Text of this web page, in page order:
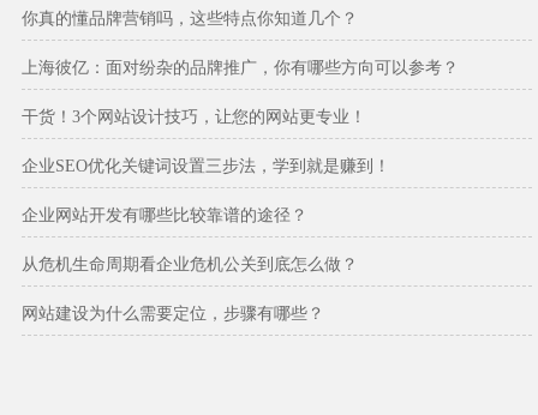
你真的懂品牌营销吗，这些特点你知道几个？
上海彼亿：面对纷杂的品牌推广，你有哪些方向可以参考？
干货！3个网站设计技巧，让您的网站更专业！
企业SEO优化关键词设置三步法，学到就是赚到！
企业网站开发有哪些比较靠谱的途径？
从危机生命周期看企业危机公关到底怎么做？
网站建设为什么需要定位，步骤有哪些？